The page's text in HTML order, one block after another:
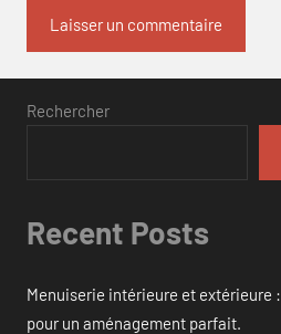
Rechercher
Recent Posts
Menuiserie intérieure et extérieure
pour un aménagement parfait.